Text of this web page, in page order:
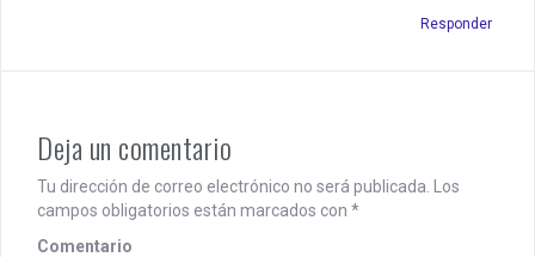
Responder
Deja un comentario
Tu dirección de correo electrónico no será publicada.
Los
campos obligatorios están marcados con *
Comentario